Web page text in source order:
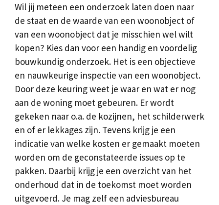
Wil jij meteen een onderzoek laten doen naar
de staat en de waarde van een woonobject of
van een woonobject dat je misschien wel wilt
kopen? Kies dan voor een handig en voordelig
bouwkundig onderzoek. Het is een objectieve
en nauwkeurige inspectie van een woonobject.
Door deze keuring weet je waar en wat er nog
aan de woning moet gebeuren. Er wordt
gekeken naar o.a. de kozijnen, het schilderwerk
en of er lekkages zijn. Tevens krijg je een
indicatie van welke kosten er gemaakt moeten
worden om de geconstateerde issues op te
pakken. Daarbij krijg je een overzicht van het
onderhoud dat in de toekomst moet worden
uitgevoerd. Je mag zelf een adviesbureau